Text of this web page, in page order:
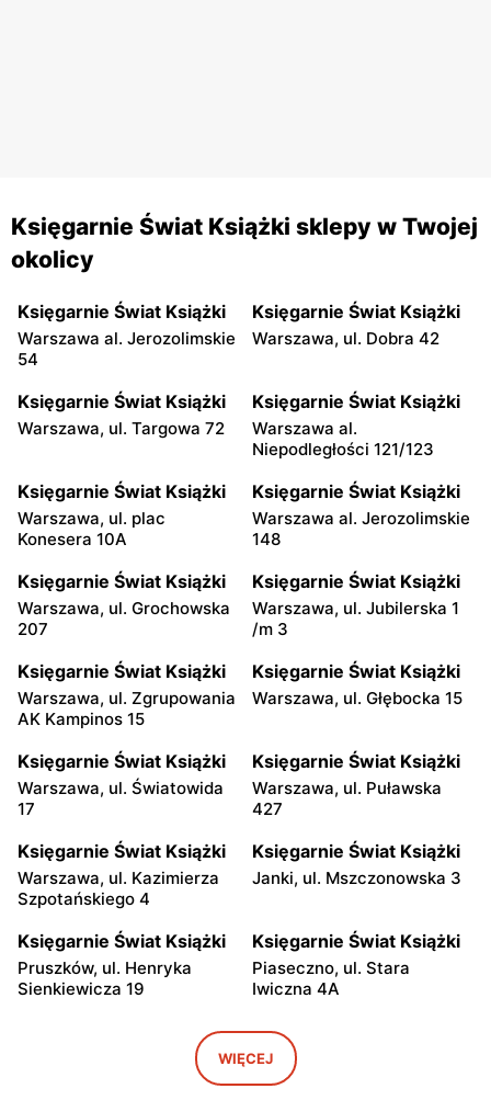
Księgarnie Świat Książki sklepy w Twojej
okolicy
Księgarnie Świat Książki
Warszawa al. Jerozolimskie
54
Księgarnie Świat Książki
Warszawa, ul. Dobra 42
Księgarnie Świat Książki
Warszawa, ul. Targowa 72
Księgarnie Świat Książki
Warszawa al.
Niepodległości 121/123
Księgarnie Świat Książki
Warszawa, ul. plac
Konesera 10A
Księgarnie Świat Książki
Warszawa al. Jerozolimskie
148
Księgarnie Świat Książki
Warszawa, ul. Grochowska
207
Księgarnie Świat Książki
Warszawa, ul. Jubilerska 1
/m 3
Księgarnie Świat Książki
Warszawa, ul. Zgrupowania
AK Kampinos 15
Księgarnie Świat Książki
Warszawa, ul. Głębocka 15
Księgarnie Świat Książki
Warszawa, ul. Światowida
17
Księgarnie Świat Książki
Warszawa, ul. Puławska
427
Księgarnie Świat Książki
Warszawa, ul. Kazimierza
Szpotańskiego 4
Księgarnie Świat Książki
Janki, ul. Mszczonowska 3
Księgarnie Świat Książki
Pruszków, ul. Henryka
Sienkiewicza 19
Księgarnie Świat Książki
Piaseczno, ul. Stara
Iwiczna 4A
Księgarnie Świat Książki
Grodzisk Mazowiecki, ul.
Księgarnie Świat Książki
Płock, ul. Wyszogrodzka
144
WIĘCEJ